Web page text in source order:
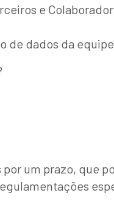
e
de dados da
um prazo, que